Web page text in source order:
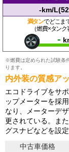
-km/
満タンでどこま
（燃費×タンク
-
※燃費は定められた試験条
ります。
内外装の質感ア
エコドライブをサ
ップメーターを採
なり、メーターデ
更されている。ま
グスナビなどを設
中古車価格